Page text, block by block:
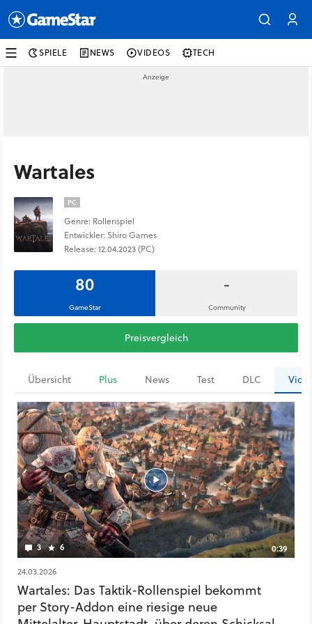
SPIELE NEWS VIDEOS TECH
Wartales
PC
Genre: Rollenspiel
Entwickler: Shiro Games
Release: 12.04.2023 (PC)
80
GameStar
-
Community
Preisvergleich
Übersicht Plus News Test DLC
3 6
0:39
24.03.2026
Wartales: Das Taktik-Rollenspiel bekommt
per Story-Addon eine riesige neue